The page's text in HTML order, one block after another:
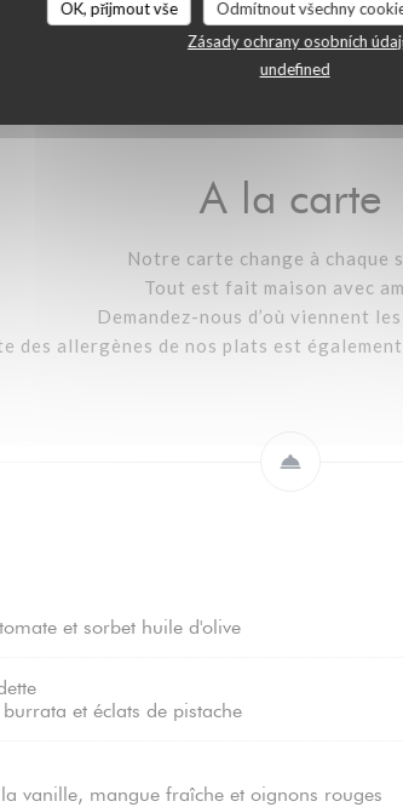
OK, přijmout vše Odmítnout všechny
Zásady ochrany osobních
undefined
A la carte Carte des boissons
A la carte
Notre carte change à chaque
Tout est fait maison avec
Demandez-nous d’où viennent
des allergènes de nos plats est
et sorbet huile d'olive
et éclats de pistache
vanille, mangue fraîche et oignons rouges